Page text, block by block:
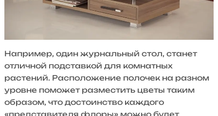
Например, один журнальный стол, станет
отличной подставкой для комнатных
растений. Расположение полочек на разном
уровне поможет разместить цветы таким
образом, что достоинство каждого
«представителя флоры» можно будет